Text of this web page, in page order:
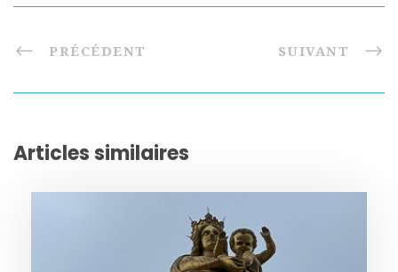
PRÉCÉDENT SUIVANT
Articles similaires